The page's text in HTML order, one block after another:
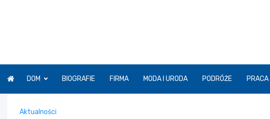
DOM BIOGRAFIE FIRMA MODA I URODA PODRÓŻE PRACA
Aktualności